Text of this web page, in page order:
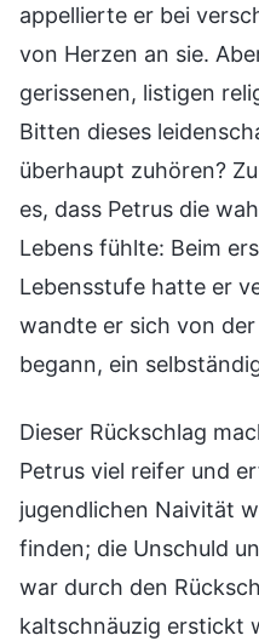
appellierte er bei
von Herzen an sie.
gerissenen, listigen
Bitten dieses
überhaupt zuhören?
es, dass Petrus die
Lebens fühlte: Beim
Lebensstufe hatte er
wandte er sich von
begann, ein
Dieser Rückschlag
Petrus viel reifer und
jugendlichen Naivität
finden; die Unschuld
war durch den
kaltschnäuzig erstickt